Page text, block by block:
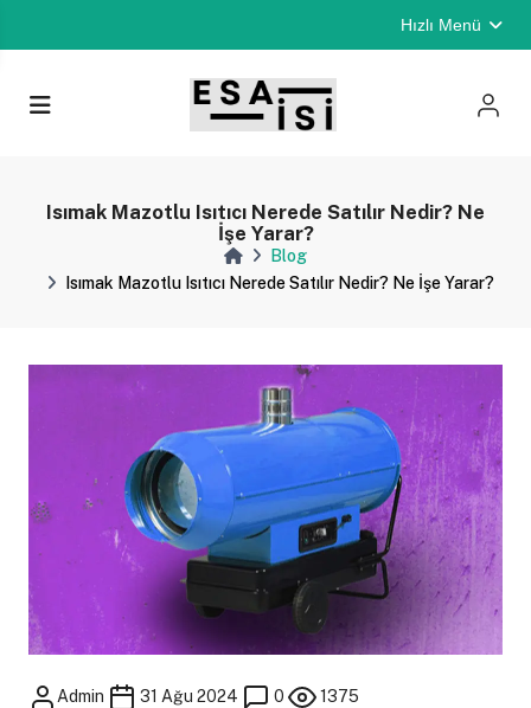
Hızlı Menü
Isımak Mazotlu Isıtıcı Nerede Satılır Nedir? Ne
İşe Yarar?
Blog
Isımak Mazotlu Isıtıcı Nerede Satılır Nedir? Ne İşe Yarar?
Admin 31 Ağu 2024 0
1375